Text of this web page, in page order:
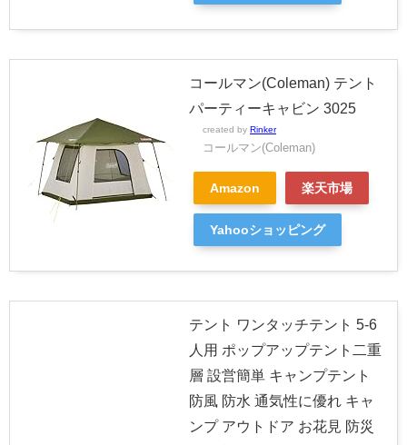
コールマン(Coleman) テント
パーティーキャビン 3025
created by Rinker
コールマン(Coleman)
Amazon 楽天市場
Yahooショッピング
テント ワンタッチテント 5-6
人用 ポップアップテント二重
層 設営簡単 キャンプテント
防風 防水 通気性に優れ キャ
ンプ アウトドア お花見 防災